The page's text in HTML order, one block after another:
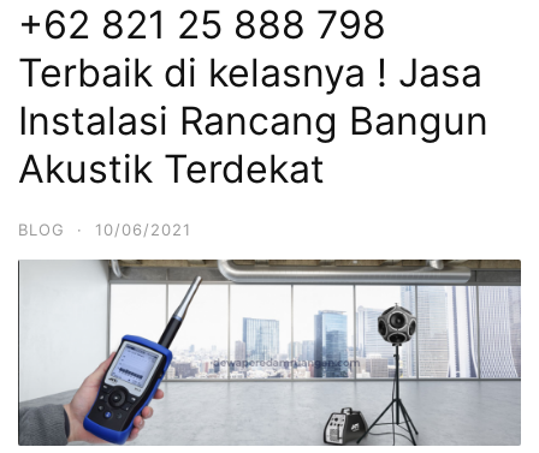
+62 821 25 888 798
Terbaik di kelasnya ! Jasa
Instalasi Rancang Bangun
Akustik Terdekat
BLOG · 10/06/2021